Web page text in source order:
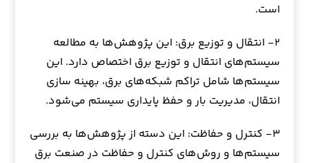
است.
۲- انتقال و توزیع برق: این پژوهش‌ها به مطالعه
سیستم‌های انتقال و توزیع برق اختصاص دارد. این
سیستم‌ها شامل تراکم شبکه‌های برق، بهینه سازی
انتقال، مدیریت بار و حفظ پایداری سیستم می‌شود.
۳- کنترل و حفاظت: این دسته از پژوهش‌ها به بررسی
سیستم‌ها و روش‌های کنترل و حفاظت در صنعت برق